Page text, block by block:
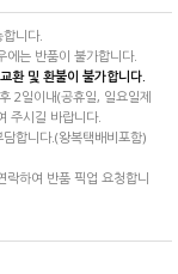
니다.
에는 반품이 불가합니다.
환 및 환불이 불가합니다.
2일이내(공휴일, 일요일제
주시길 바랍니다.
합니다.(왕복택배비포함)
하여 반품 픽업 요청합니